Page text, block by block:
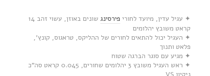
✦ עגיל עדין, מיועד לחורי פירסינג
שונים באוזן, עשוי זהב 14
קראט משובץ יהלומים
✦ העגיל יכול להתאים לחורים של ההליקס, טראגוס, קונץ',
פלאט ותנוך
✦ מגיע עם סוגר הברגה שטוח
✦ ראש העגיל משובץ 3 יהלומים שחורים, 0.045 קראט סה”כ
ניקיון VS